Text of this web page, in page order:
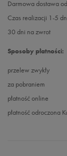
Darmowa dostawa
Czas realizacji 1-5
30 dni na zwrot
Sposoby płatności:
przelew zwykły
za pobraniem
płatność online
płatność odroczona